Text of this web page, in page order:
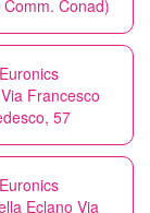
Conad)
Euronics
Francesco
57
Euronics
Eclano Via